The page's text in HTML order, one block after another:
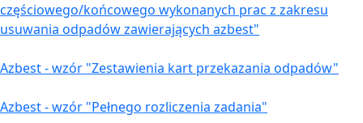
częściowego/końcowego wykonanych prac z zakresu
usuwania odpadów zawierających azbest"
Azbest - wzór "Zestawienia kart przekazania odpadów"
Azbest - wzór "Pełnego rozliczenia zadania"